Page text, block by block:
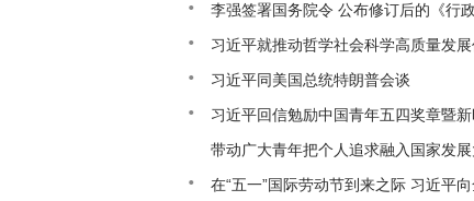
李强签署国务院令 公布修订后的《行
习近平就推动哲学社会科学高质量发
习近平同美国总统特朗普会谈
习近平回信勉励中国青年五四奖章暨
带动广大青年把个人追求融入国家发
在“五一”国际劳动节到来之际 习近平